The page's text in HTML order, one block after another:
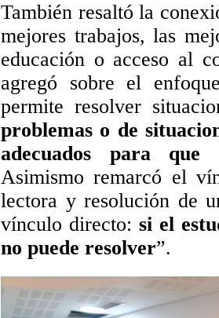
También resaltó la
mejores trabajos, las
educación o acceso al
agregó sobre el
permite resolver
problemas o de
adecuados para
Asimismo remarcó el
lectora y resolución de
vínculo directo:si el
no puede resolver”.